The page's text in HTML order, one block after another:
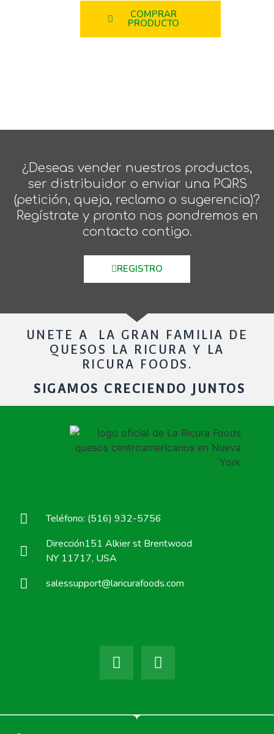
COMPRAR
PRODUCTO
¿Deseas vender nuestros productos,
ser distribuidor o enviar una PQRS
(petición, queja, reclamo o sugerencia)?
Regístrate y pronto nos pondremos en
contacto contigo.
REGISTRO
UNETE A LA GRAN FAMILIA DE
QUESOS LA RICURA Y LA
RICURA FOODS.
SIGAMOS CRECIENDO JUNTOS
Teléfono: (516) 932-5756
Dirección151 Alkier st Brentwood
NY 11717, USA
salessupport@laricurafoods.com